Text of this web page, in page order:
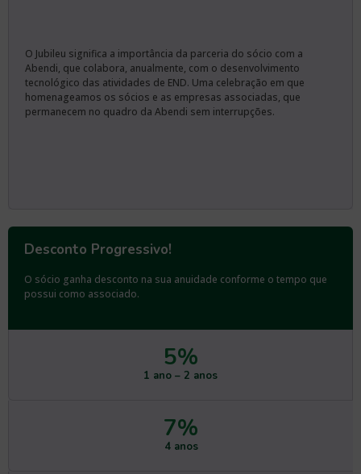
O Jubileu significa a importância da parceria do sócio com a
Abendi, que colabora, anualmente, com o desenvolvimento
tecnológico das atividades de END. Uma celebração em que
homenageamos os sócios e as empresas associadas, que
permanecem no quadro da Abendi sem interrupções.
Desconto Progressivo!
O sócio ganha desconto na sua anuidade conforme o tempo que
possui como associado.
5%
1 ano – 2 anos
7%
4 anos